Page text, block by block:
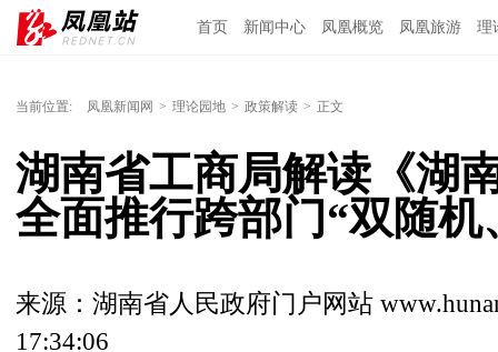
首页 新闻中心 凤凰概览 凤凰旅游 理
当前位置: 凤凰新闻网 > 理论园地 > 政策解读 > 正文
湖南省工商局解读《湖
全面推行跨部门“双随
来源：湖南省人民政府门户网站
17:34:06